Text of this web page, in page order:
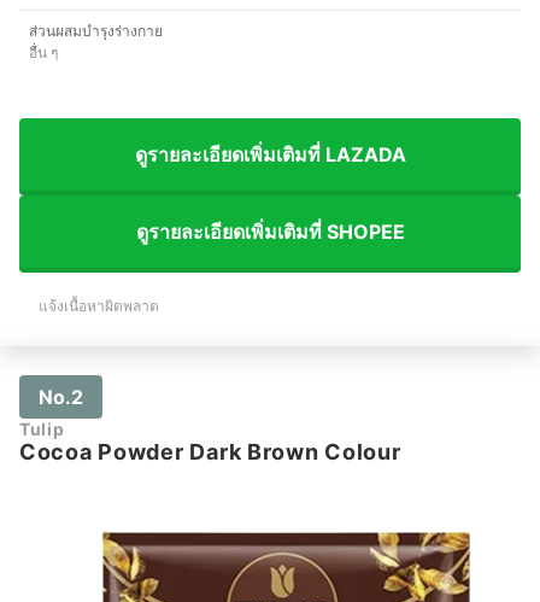
ส่วนผสมบำรุงร่างกาย
อื่น ๆ
ดูรายละเอียดเพิ่มเติมที่ LAZADA
ดูรายละเอียดเพิ่มเติมที่ SHOPEE
แจ้งเนื้อหาผิดพลาด
No.2
Tulip
Cocoa Powder Dark Brown Colour